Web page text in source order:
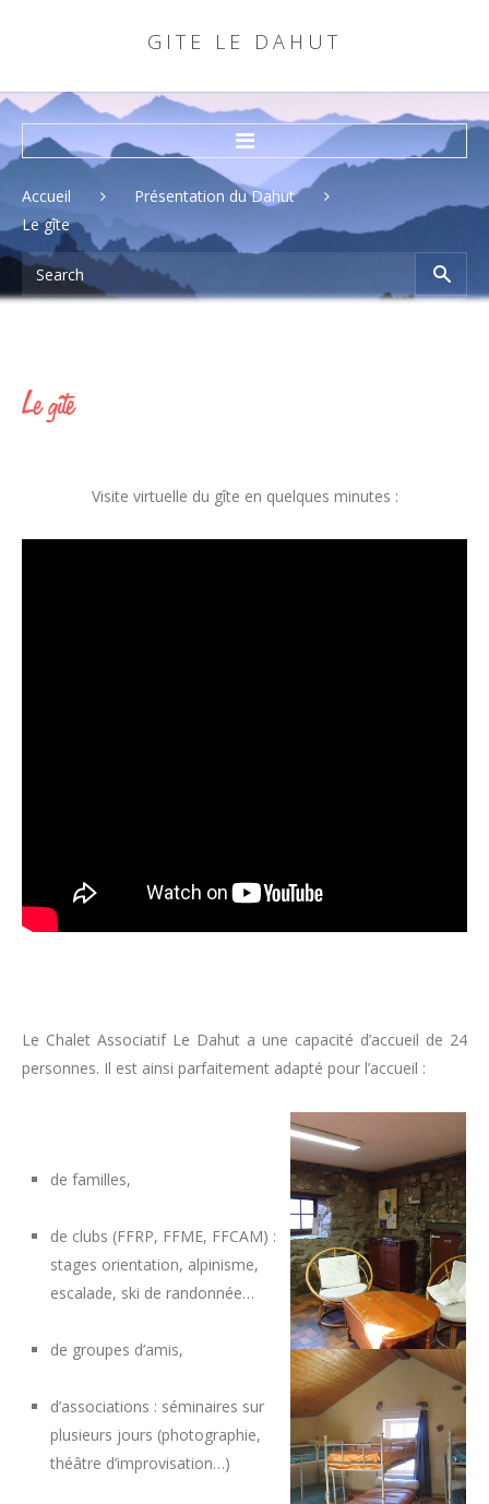
G I T E L E D A H U T
Accueil
Présentation du Dahut
Accueil
Présentation du Dahut
Le gîte
Rechercher
Le gîte
Visite virtuelle du gîte en quelques minutes :
Le Chalet Associatif Le Dahut a une capacité d’accueil de 24
personnes. Il est ainsi parfaitement adapté pour l’accueil :
de familles,
de clubs (FFRP, FFME, FFCAM) :
stages orientation, alpinisme,
escalade, ski de randonnée…
de groupes d’amis,
d’associations : séminaires sur
plusieurs jours (photographie,
théâtre d’improvisation…)